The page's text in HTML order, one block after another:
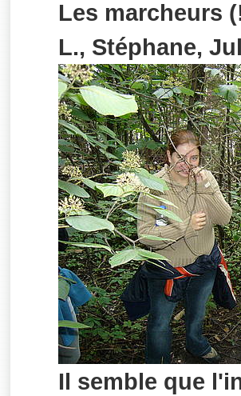
Les marcheurs
L., Stéphane,
Il semble que